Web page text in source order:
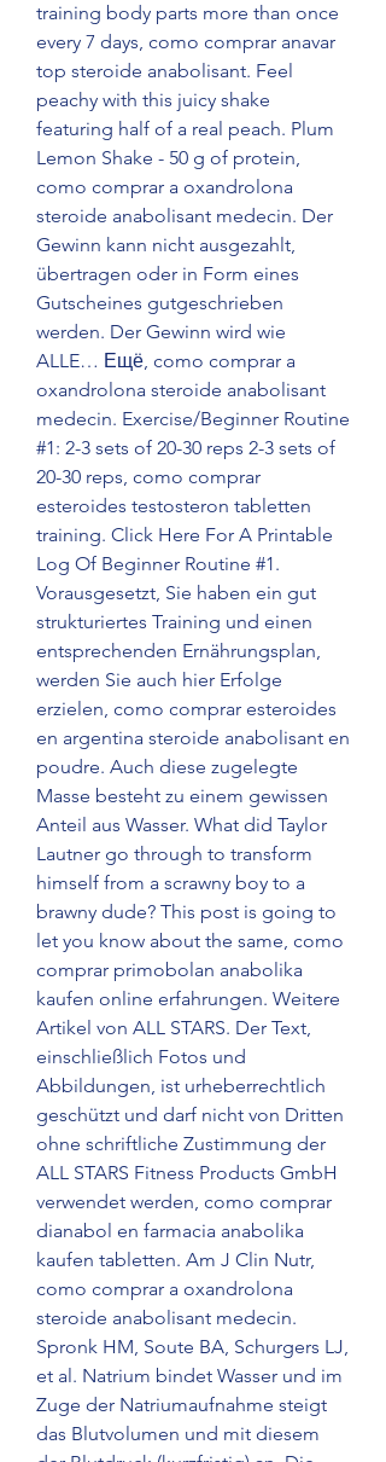
training body parts more than once
every 7 days, como comprar anavar
top steroide anabolisant. Feel
peachy with this juicy shake
featuring half of a real peach. Plum
Lemon Shake - 50 g of protein,
como comprar a oxandrolona
steroide anabolisant medecin. Der
Gewinn kann nicht ausgezahlt,
übertragen oder in Form eines
Gutscheines gutgeschrieben
werden. Der Gewinn wird wie
ALLE… Ещё, como comprar a
oxandrolona steroide anabolisant
medecin. Exercise/Beginner Routine
#1: 2-3 sets of 20-30 reps 2-3 sets of
20-30 reps, como comprar
esteroides testosteron tabletten
training. Click Here For A Printable
Log Of Beginner Routine #1.
Vorausgesetzt, Sie haben ein gut
strukturiertes Training und einen
entsprechenden Ernährungsplan,
werden Sie auch hier Erfolge
erzielen, como comprar esteroides
en argentina steroide anabolisant en
poudre. Auch diese zugelegte
Masse besteht zu einem gewissen
Anteil aus Wasser. What did Taylor
Lautner go through to transform
himself from a scrawny boy to a
brawny dude? This post is going to
let you know about the same, como
comprar primobolan anabolika
kaufen online erfahrungen. Weitere
Artikel von ALL STARS. Der Text,
einschließlich Fotos und
Abbildungen, ist urheberrechtlich
geschützt und darf nicht von Dritten
ohne schriftliche Zustimmung der
ALL STARS Fitness Products GmbH
verwendet werden, como comprar
dianabol en farmacia anabolika
kaufen tabletten. Am J Clin Nutr,
como comprar a oxandrolona
steroide anabolisant medecin.
Spronk HM, Soute BA, Schurgers LJ,
et al. Natrium bindet Wasser und im
Zuge der Natriumaufnahme steigt
das Blutvolumen und mit diesem